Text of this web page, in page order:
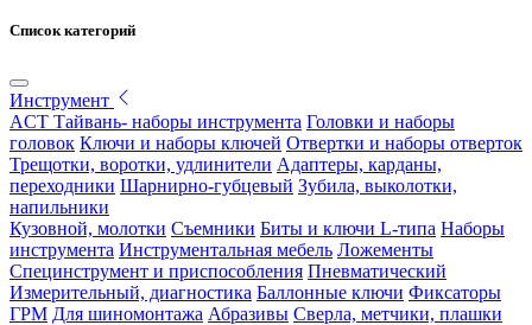
Список категорий
Инструмент
ACT Тайвань- наборы инструмента Головки и наборы
головок Ключи и наборы ключей Отвертки и наборы отверток
Трещотки, воротки, удлинители Адаптеры, карданы,
переходники Шарнирно-губцевый Зубила, выколотки,
напильники
Кузовной, молотки Съемники Биты и ключи L-типа Наборы
инструмента Инструментальная мебель Ложементы
Специнструмент и приспособления Пневматический
Измерительный, диагностика Баллонные ключи Фиксаторы
ГРМ Для шиномонтажа Абразивы Сверла, метчики, плашки